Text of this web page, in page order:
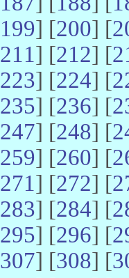
199] [200] [
211] [212] [
223] [224] [
235] [236] [
247] [248] [
259] [260] [
271] [272] [
283] [284] [
295] [296] [
307] [308] [